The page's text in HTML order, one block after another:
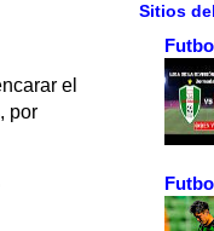
el
por
Sitios